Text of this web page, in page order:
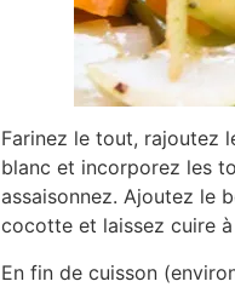
Farinez le tout, rajoutez
blanc et incorporez les
assaisonnez. Ajoutez le
cocotte et laissez cuire
En fin de cuisson